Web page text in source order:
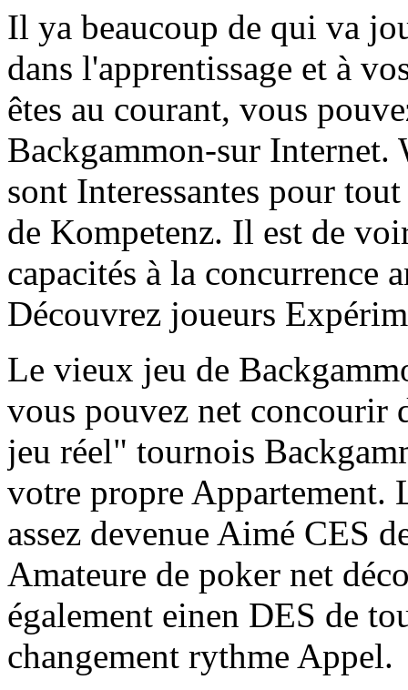
Il ya beaucoup de qui va
dans l'apprentissage et à
êtes au courant, vous
Backgammon-sur Internet.
sont Interessantes pour
de Kompetenz. Il est de
capacités à la concurrence
Découvrez joueurs
Le vieux jeu de
vous pouvez net concourir
jeu réel" tournois
votre propre Appartement.
assez devenue Aimé CES
Amateure de poker net
également einen DES de
changement rythme Appel.